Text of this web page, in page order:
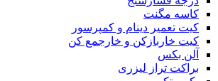
کاسه مگنت
کیت تعمیر دینام و کمپرسور
کیت خاربازکن و خارجمع کن
آلن بکس
براکت تراز لیزری